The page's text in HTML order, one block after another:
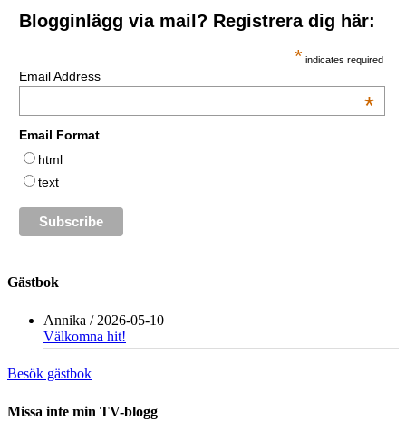
Blogginlägg via mail? Registrera dig här:
* indicates required
Email Address
*
Email Format
html
text
Gästbok
Annika / 2026-05-10
Välkomna hit!
Besök gästbok
Missa inte min TV-blogg